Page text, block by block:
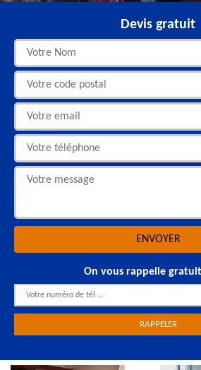
Devis gratuit
On vous rappelle